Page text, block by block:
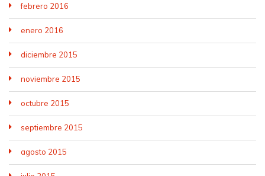
febrero 2016
enero 2016
diciembre 2015
noviembre 2015
octubre 2015
septiembre 2015
agosto 2015